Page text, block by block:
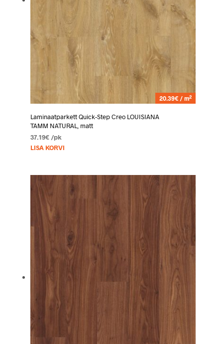
20.39€ / m2
Laminaatparkett Quick-Step Creo LOUISIANA
TAMM NATURAL, matt
37.19€/pk
LISA KORVI